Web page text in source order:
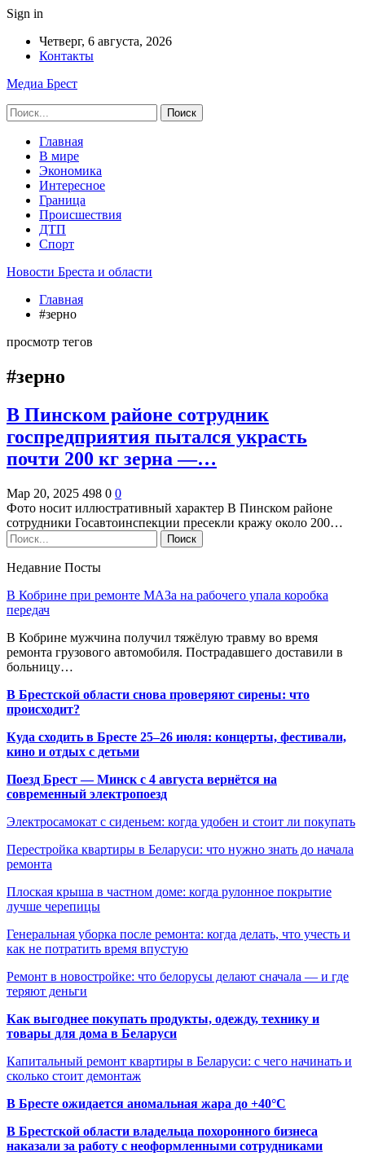
Sign in
Четверг, 6 августа, 2026
Контакты
Медиа Брест
Главная
В мире
Экономика
Интересное
Граница
Происшествия
ДТП
Спорт
Новости Бреста и области
Главная
#зерно
просмотр тегов
#зерно
В Пинском районе сотрудник
госпредприятия пытался украсть
почти 200 кг зерна —…
Мар 20, 2025 498 0 0
Фото носит иллюстративный характер В Пинском районе
сотрудники Госавтоинспекции пресекли кражу около 200…
Недавние Посты
В Кобрине при ремонте МАЗа на рабочего упала коробка
передач
В Кобрине мужчина получил тяжёлую травму во время
ремонта грузового автомобиля. Пострадавшего доставили в
больницу…
В Брестской области снова проверяют сирены: что
происходит?
Куда сходить в Бресте 25–26 июля: концерты, фестивали,
кино и отдых с детьми
Поезд Брест — Минск с 4 августа вернётся на
современный электропоезд
Электросамокат с сиденьем: когда удобен и стоит ли покупать
Перестройка квартиры в Беларуси: что нужно знать до начала
ремонта
Плоская крыша в частном доме: когда рулонное покрытие
лучше черепицы
Генеральная уборка после ремонта: когда делать, что учесть и
как не потратить время впустую
Ремонт в новостройке: что белорусы делают сначала — и где
теряют деньги
Как выгоднее покупать продукты, одежду, технику и
товары для дома в Беларуси
Капитальный ремонт квартиры в Беларуси: с чего начинать и
сколько стоит демонтаж
В Бресте ожидается аномальная жара до +40°C
В Брестской области владельца похоронного бизнеса
наказали за работу с неоформленными сотрудниками